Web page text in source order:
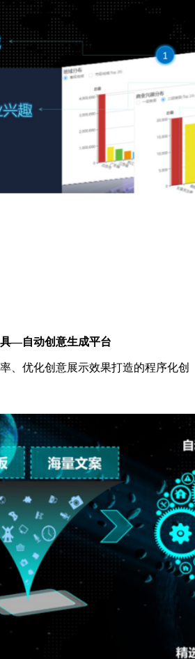
—自动创意生成平台
、优化创意展示效果打造的程序化创